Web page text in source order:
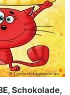
Schokolade,